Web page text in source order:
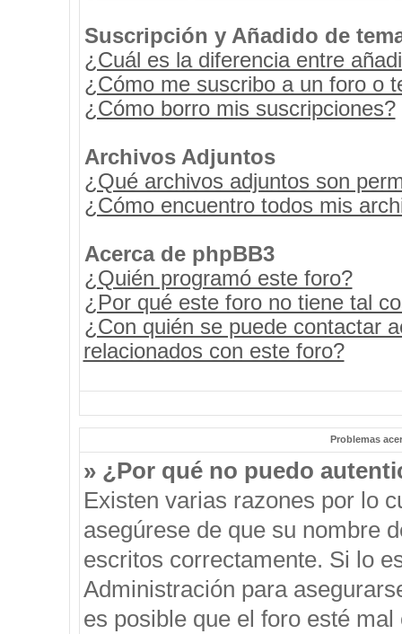
Suscripción y Añadido de
¿Cuál es la diferencia entre
¿Cómo me suscribo a un foro o
¿Cómo borro mis suscripciones?
Archivos Adjuntos
¿Qué archivos adjuntos son
¿Cómo encuentro todos mis
Acerca de phpBB3
¿Quién programó este foro?
¿Por qué este foro no tiene tal
¿Con quién se puede contactar
relacionados con este foro?
Problemas
» ¿Por qué no puedo
Existen varias razones por lo
asegúrese de que su nombre
escritos correctamente. Si lo
Administración para
es posible que el foro esté